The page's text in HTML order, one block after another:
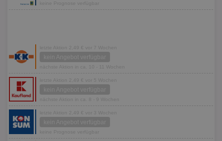
keine Prognose verfügbar
letzte Aktion 2,49 € vor 7 Wochen
kein Angebot verfügbar
nächste Aktion in ca. 10 - 11 Wochen
letzte Aktion 2,49 € vor 5 Wochen
kein Angebot verfügbar
nächste Aktion in ca. 8 - 9 Wochen
letzte Aktion 2,49 € vor 3 Wochen
kein Angebot verfügbar
keine Prognose verfügbar